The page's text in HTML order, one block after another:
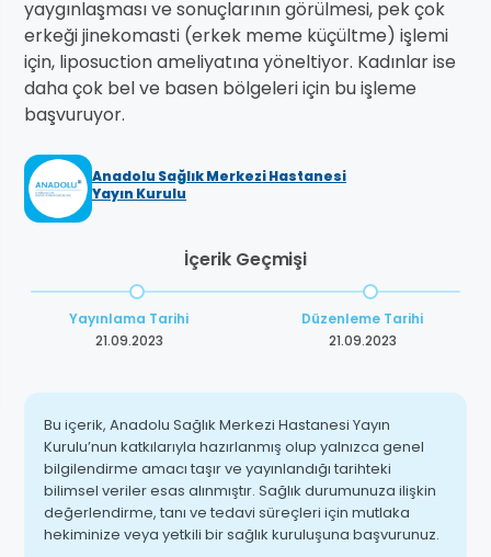
yaygınlaşması ve sonuçlarının görülmesi, pek çok
erkeği jinekomasti (erkek meme küçültme) işlemi
için, liposuction ameliyatına yöneltiyor. Kadınlar ise
daha çok bel ve basen bölgeleri için bu işleme
başvuruyor.
Anadolu Sağlık Merkezi Hastanesi
Yayın Kurulu
İçerik Geçmişi
Yayınlama Tarihi
21.09.2023
Düzenleme Tarihi
21.09.2023
Bu içerik, Anadolu Sağlık Merkezi Hastanesi Yayın
Kurulu’nun katkılarıyla hazırlanmış olup yalnızca genel
bilgilendirme amacı taşır ve yayınlandığı tarihteki
bilimsel veriler esas alınmıştır. Sağlık durumunuza ilişkin
değerlendirme, tanı ve tedavi süreçleri için mutlaka
hekiminize veya yetkili bir sağlık kuruluşuna başvurunuz.